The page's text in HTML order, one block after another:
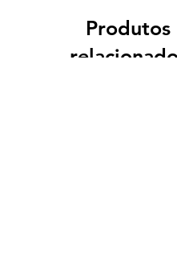
Produtos